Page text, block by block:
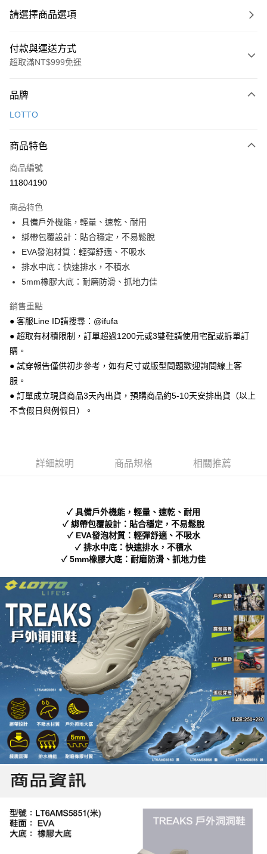
請選擇商品選項
付款與運送方式
超取滿NT$999免運
信用卡一次付款
LINE Pay
Apple Pay
悠遊付
Google Pay
全盈+PAY
AFTEE先享後付
【關於「AFTEE先享後付」】
AFTEE先享後付是「在收到商品之後才付款」的支付方式。 讓您購物簡單
１．簡單：不需註冊會員、不需綁卡、不需儲值。
２．便利：只要手機號碼，簡訊認證，即可結帳。
３．安心：先確認商品／服務後，再付款。
【「AFTEE先享後付」結帳流程】
１．於結帳方式選擇「AFTEE先享後付」後，將跳轉至「AFTEE先享後付」
２．訂單成立數日內，您將收到繳費通知簡訊。
購買商品的店家。未經商家同意取消之訂單仍視為有效，需透過AFTEE先享
後付繳納相關費用。
１．透過由恩沛科技股份有限公司提供之「AFTEE先享後付」服務完成之交
易，需依本服務之必要範圍內提供個人資料，並將交易相關給付款項請求債
權轉讓予恩沛科技股份有限公司。
２．關於個人資料處理事宜，請瀏覽以下網址：
https://aftee.tw/terms/#terms3
３．未成年的使用者請事先徵得法定代理人或監護人之同意方可使用
「AFTEE先享後付」，若未經同意申辦者引起之損失，本公司不負相關責
任。
４．使用「AFTEE先享後付」時，將依據個別帳號之用戶狀況，依本公司即
時審查核予不同之上限額度；若仍有額度不足之情形，本公司將視審查結果
請求用戶進行身份認證。
５．嚴禁一人註冊多個帳號或使用他人資訊註冊。若發現惡意使用之情形，
恩沛科技股份有限公司將有權停止該用戶之使用額度並採取法律行動。
ATM付款
運送方式
全家 取貨付款
每筆NT$70，滿NT$999(含以上)免運費
付款後 全家取貨
每筆NT$70，滿NT$999(含以上)免運費
每筆NT$90，滿NT$999(含以上)免運費
品牌
LOTTO
商品特色
商品編號
11804190
商品特色
具備戶外機能，輕量、速乾、耐用
綁帶包覆設計：貼合穩定，不易鬆脫
EVA發泡材質：輕彈舒適、不吸水
排水中底：快速排水，不積水
5mm橡膠大底：耐磨防滑、抓地力佳
銷售重點
● 客服Line ID請搜尋：@ifufa
● 超取有材積限制，訂單超過1200元或3雙鞋請使用宅配或拆單訂
購。
● 試穿報告僅供初步參考，如有尺寸或版型問題歡迎詢問線上客
服。
● 訂單成立現貨商品3天內出貨，預購商品約5-10天安排出貨（以上
不含假日與例假日）。
詳細說明 商品規格 相關推薦
✓ 具備戶外機能，輕量、速乾、耐用
✓ 綁帶包覆設計：貼合穩定，不易鬆脫
✓ EVA發泡材質：輕彈舒適、不吸水
✓ 排水中底：快速排水，不積水
✓ 5mm橡膠大底：耐磨防滑、抓地力佳